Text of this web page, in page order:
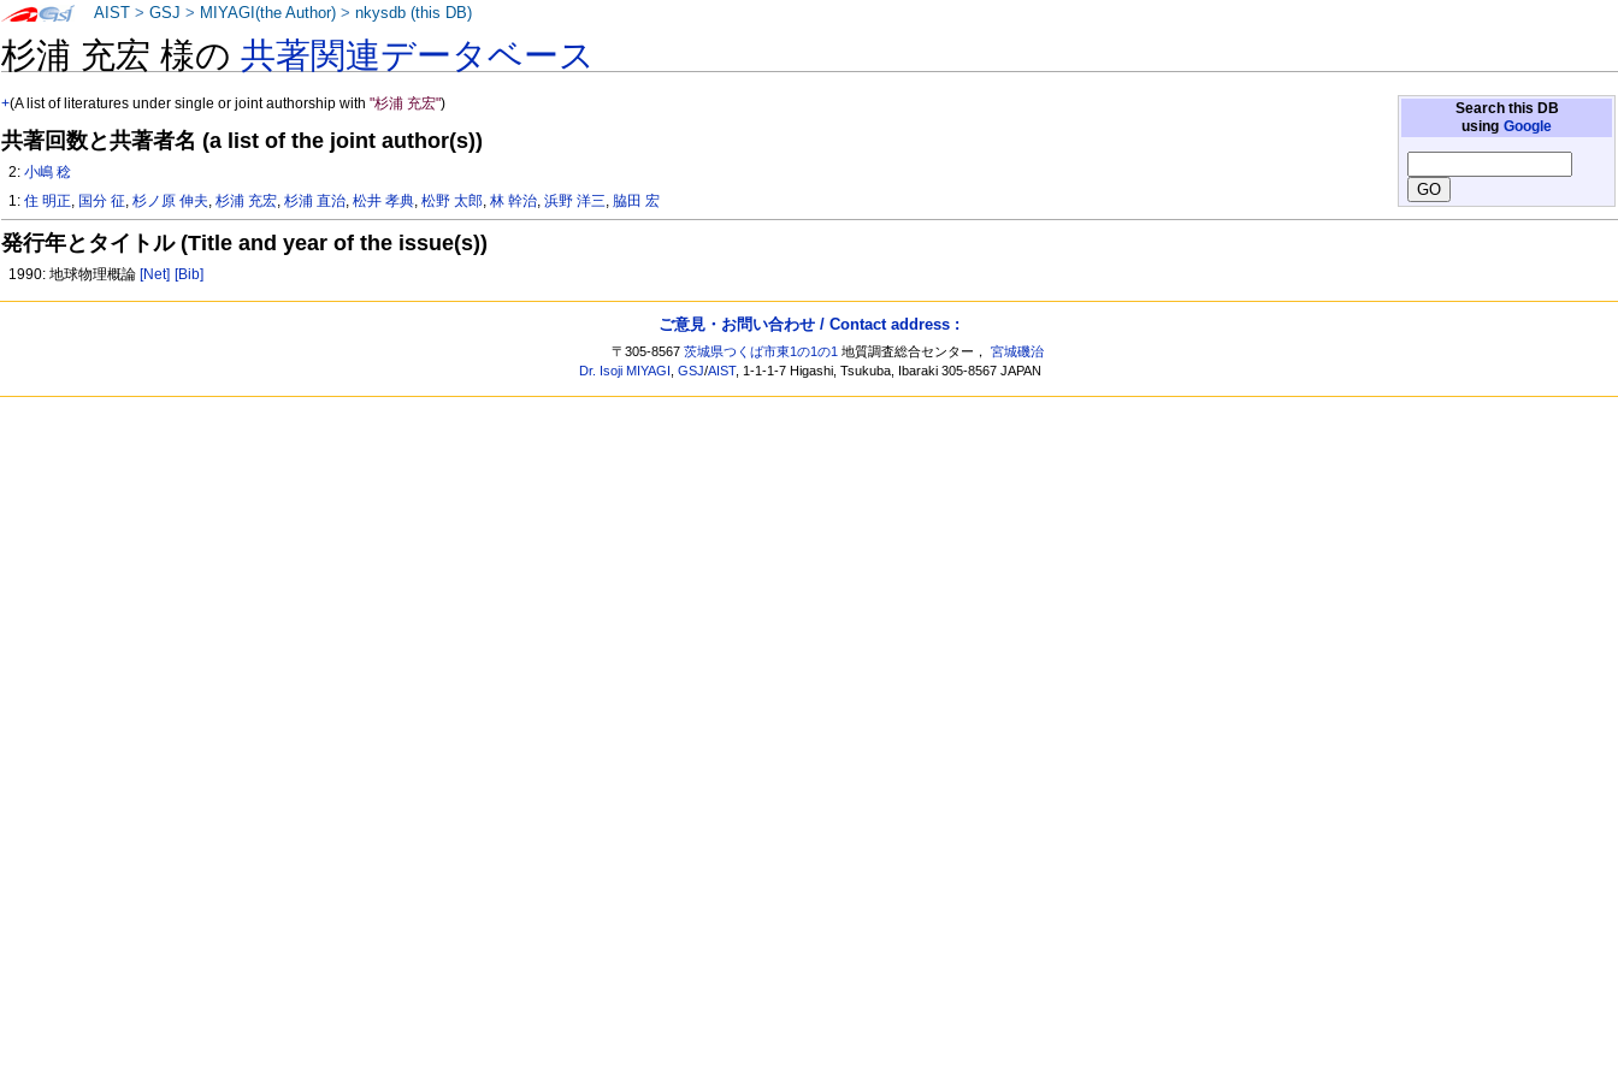
杉浦 充宏 様の共著関連データベース
Search this DB
using Google
+(A list of literatures under single or joint authorship with"杉浦 充宏")
共著回数と共著者名 (a list of the joint author(s))
2:小嶋 稔
1:住 明正, 国分 征,杉ノ原 伸夫,杉浦 充宏,杉浦 直治,松井 孝典,松野 太郎,林 幹治,浜野 洋三, 脇田 宏
発行年とタイトル (Title and year of the issue(s))
1990: 地球物理概論 [Net] [Bib]
AIST >GSJ > MIYAGI(the Author) >nkysdb (this DB)
ご意見・お問い合わせ / Contact address :
〒305-8567茨城県つくば市東1の1の1 地質調査総合センター，宮城磯治
Dr. Isoji MIYAGI ,GSJ/AIST, 1-1-1-7 Higashi, Tsukuba, Ibaraki 305-8567 JAPAN